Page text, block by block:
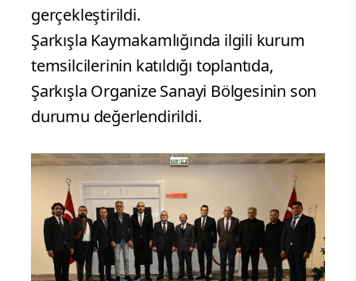
gerçekleştirildi.
Şarkışla Kaymakamlığında ilgili kurum
temsilcilerinin katıldığı toplantıda,
Şarkışla Organize Sanayi Bölgesinin son
durumu değerlendirildi.